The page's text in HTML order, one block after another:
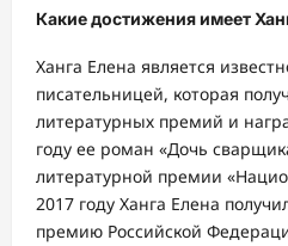
Какие достижения имеет
Ханга Елена является
писательницей, которая
литературных премий и
году ее роман «Дочь
литературной премии
2017 году Ханга Елена
премию Российской